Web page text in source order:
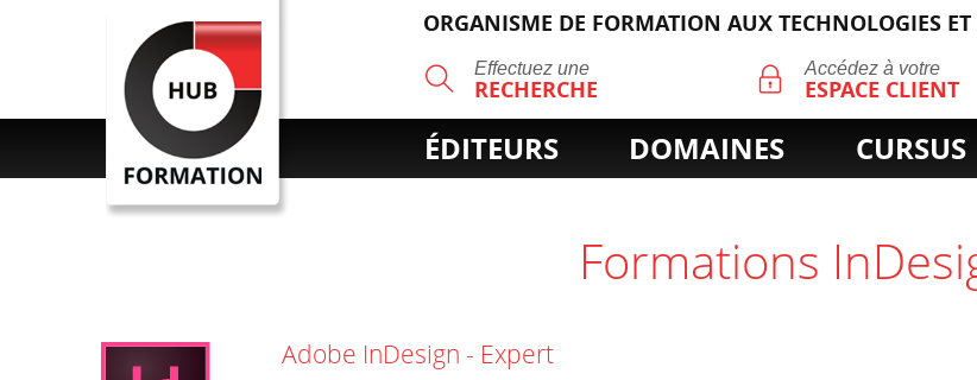
ORGANISME DE FORMATION AUX TECHNOLOGIES
Effectuez une
RECHERCHE
RECHERCHE Accédez à votre
ESPACE CLIENT
ÉDITEURS DOMAINES CURSUS
Formations
Adobe InDesign - Expert